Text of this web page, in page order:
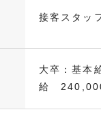
接客スタッ
大卒：基本
給